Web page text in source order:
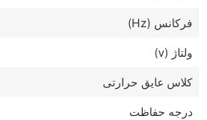
وزن (kg)
فرکانس (Hz)
ولتاژ (v)
کلاس عایق حرارتی
درجه حفاظت